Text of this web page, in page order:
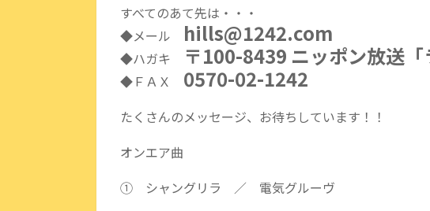
すべてのあて先は・・・
◆メール hills@1242.com
◆ハガキ 〒100-8439 ニッポン放送「
◆ＦＡＸ 0570-02-1242
たくさんのメッセージ、お待ちしています！！
オンエア曲
① シャングリラ ／ 電気グルーヴ